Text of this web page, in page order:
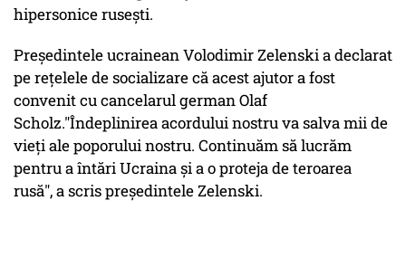
hipersonice ruseşti.
Preşedintele ucrainean Volodimir Zelenski a declarat
pe reţelele de socializare că acest ajutor a fost
convenit cu cancelarul german Olaf
Scholz."Îndeplinirea acordului nostru va salva mii de
vieţi ale poporului nostru. Continuăm să lucrăm
pentru a întări Ucraina şi a o proteja de teroarea
rusă", a scris preşedintele Zelenski.